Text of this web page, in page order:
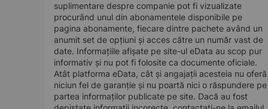
suplimentare despre companie pot fi vizualizate
procurând unul din abonamentele disponibile pe
pagina abonamente, fiecare dintre pachete având un
anumit set de opțiuni și acces către un număr vast de
date. Informațiile afișate pe site-ul eData au scop pur
informativ și nu pot fi folosite ca documente oficiale.
Atât platforma eData, cât și angajații acesteia nu oferă
niciun fel de garanție și nu poartă nici o răspundere pe
partea informaților publicate pe site. Dacă au fost